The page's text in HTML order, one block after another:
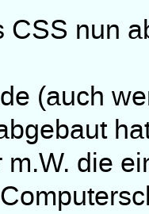
CSS nun
(auch
die